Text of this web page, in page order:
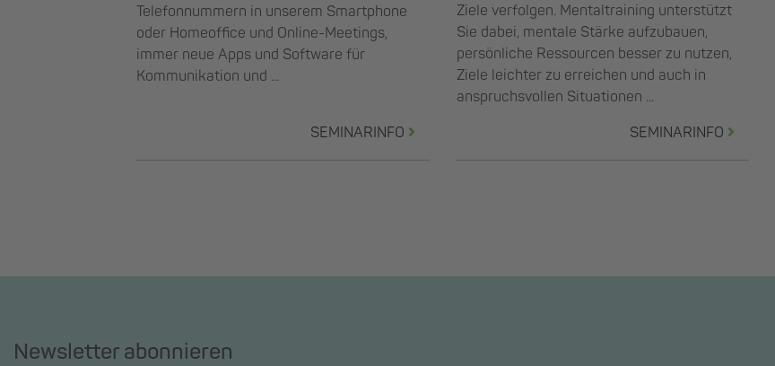
Telefonnummern in unserem Smartphone
oder Homeoffice und Online-Meetings,
immer neue Apps und Software für
Kommunikation und ...
SEMINARINFO
Ziele verfolgen. Mentaltraining unterstützt
Sie dabei, mentale Stärke aufzubauen,
persönliche Ressourcen besser zu nutzen,
Ziele leichter zu erreichen und auch in
anspruchsvollen Situationen ...
SEMINARINFO
Newsletter abonnieren